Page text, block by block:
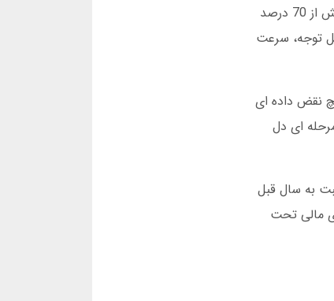
یکی از ویژگی های منحصربه فرد دل بت، تمرکز بر بازی انفجار است. این بازی که در سال 1398 به پلتفرم اضافه شد، حالا بیش از 70 درصد
اما نکته قابل توجه، سرعت
پیشرفته، امنیت اطلاعات کاربران را تضمین می کند. در گزارش امنیتی فوریه 2025، هیچ نقض داده ای
ای دل
ایران فعال دارد. این عدد نشان دهنده رشد 40 درصدی نسبت به سال قبل
تراکنش های مالی تحت